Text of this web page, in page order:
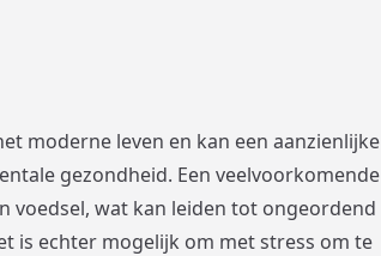
moderne leven en kan een aanzienlijke
gezondheid. Een veelvoorkomende
voedsel, wat kan leiden tot ongeordend
is echter mogelijk om met stress om te